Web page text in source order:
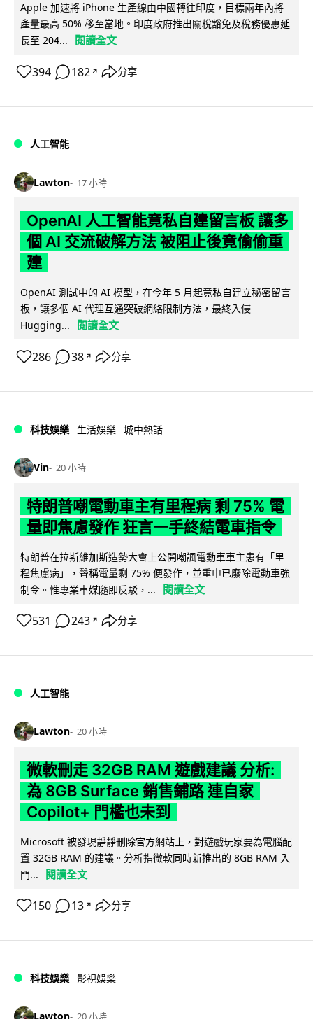
Apple 加速將 iPhone 生產線由中國轉往印度，目標兩年內將
產量最高 50% 移至當地。印度政府推出關稅豁免及稅務優惠延
長至 204...
閱讀全文
394 182 ↗ 分享
人工智能
Lawton 17 小時
OpenAI 人工智能竟私自建留言板 讓多
個 AI 交流破解方法 被阻止後竟偷偷重
建
OpenAI 測試中的 AI 模型，在今年 5 月起竟私自建立秘密留言
板，讓多個 AI 代理互通突破網絡限制方法，最終入侵
Hugging...
閱讀全文
286 38 ↗ 分享
科技娛樂 生活娛樂 城中熱話
Vin 20 小時
特朗普嘲電動車主有里程病 剩 75% 電
量即焦慮發作 狂言一手終結電車指令
特朗普在拉斯維加斯造勢大會上公開嘲諷電動車車主患有「里
程焦慮病」，聲稱電量剩 75% 便發作，並重申已廢除電動車強
制令。惟專業車媒隨即反駁，...
閱讀全文
531 243 ↗ 分享
人工智能
Lawton 20 小時
微軟刪走 32GB RAM 遊戲建議 分析:
為 8GB Surface 銷售鋪路 連自家
Copilot+ 門檻也未到
Microsoft 被發現靜靜刪除官方網站上，對遊戲玩家要為電腦配
置 32GB RAM 的建議。分析指微軟同時新推出的 8GB RAM 入
門...
閱讀全文
150 13 ↗ 分享
科技娛樂 影視娛樂
Lawton 20 小時